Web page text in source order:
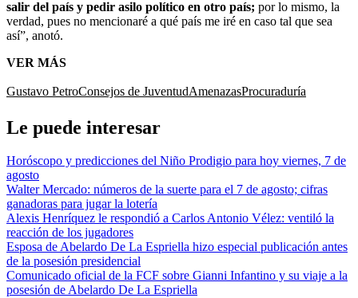
salir del país y pedir asilo político en otro país; por lo mismo, la
verdad, pues no mencionaré a qué país me iré en caso tal que sea
así”, anotó.
VER MÁS
Gustavo PetroConsejos de JuventudAmenazasProcuraduría
Le puede interesar
Horóscopo y predicciones del Niño Prodigio para hoy viernes, 7 de
agosto
Walter Mercado: números de la suerte para el 7 de agosto; cifras
ganadoras para jugar la lotería
Alexis Henríquez le respondió a Carlos Antonio Vélez: ventiló la
reacción de los jugadores
Esposa de Abelardo De La Espriella hizo especial publicación antes
de la posesión presidencial
Comunicado oficial de la FCF sobre Gianni Infantino y su viaje a la
posesión de Abelardo De La Espriella